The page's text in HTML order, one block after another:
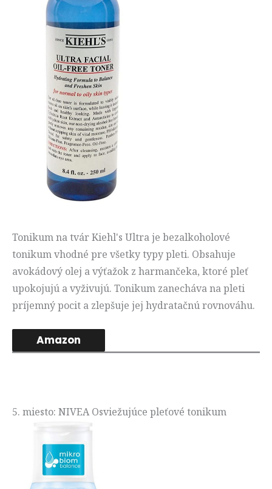
Tonikum na tvár Kiehl's Ultra je bezalkoholové
tonikum vhodné pre všetky typy pleti. Obsahuje
avokádový olej a výťažok z harmančeka, ktoré pleť
upokojujú a vyživujú. Tonikum zanecháva na pleti
príjemný pocit a zlepšuje jej hydratačnú rovnováhu.
Amazon
5. miesto: NIVEA Osviežujúce pleťové tonikum